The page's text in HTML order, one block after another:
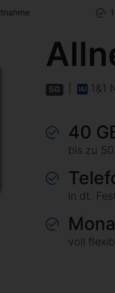
5G 1&1
40
bis zu
in dt.
voll